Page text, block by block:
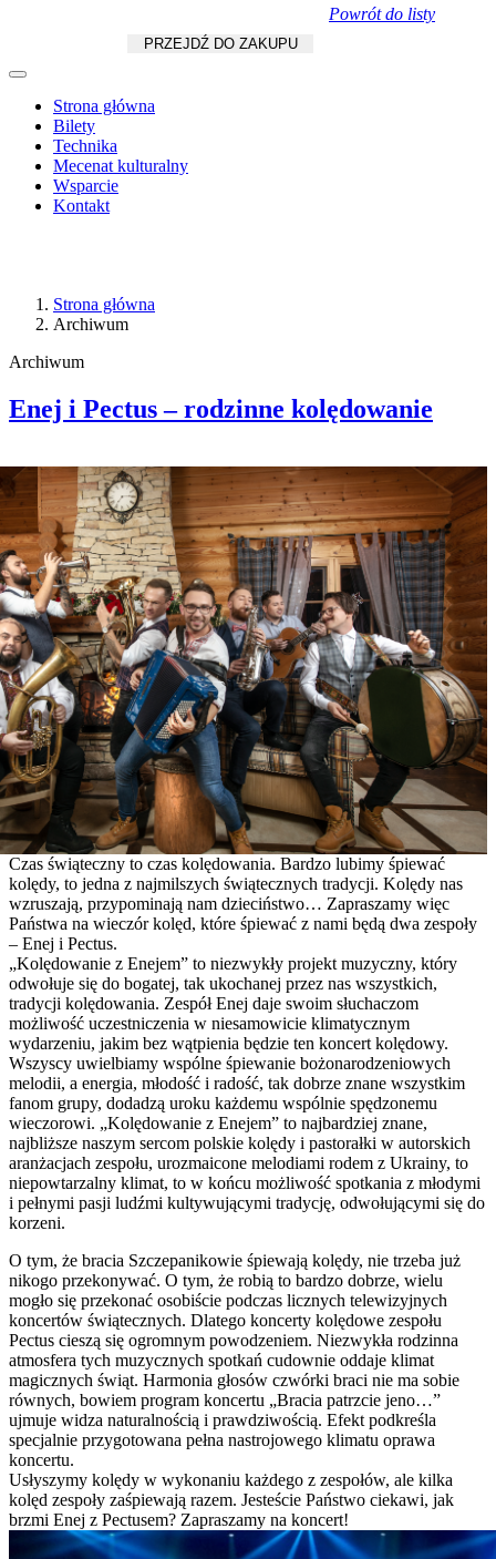
PRZEJDŹ DO ZAKUPU
Strona główna
Bilety
Technika
Mecenat kulturalny
Wsparcie
Kontakt
Strona główna
Archiwum
Archiwum
Enej i Pectus – rodzinne kolędowanie
Powrót do listy
Czas świąteczny to czas kolędowania. Bardzo lubimy śpiewać
kolędy, to jedna z najmilszych świątecznych tradycji. Kolędy nas
wzruszają, przypominają nam dzieciństwo… Zapraszamy więc
Państwa na wieczór kolęd, które śpiewać z nami będą dwa zespoły
– Enej i Pectus.
„Kolędowanie z Enejem” to niezwykły projekt muzyczny, który
odwołuje się do bogatej, tak ukochanej przez nas wszystkich,
tradycji kolędowania. Zespół Enej daje swoim słuchaczom
możliwość uczestniczenia w niesamowicie klimatycznym
wydarzeniu, jakim bez wątpienia będzie ten koncert kolędowy.
Wszyscy uwielbiamy wspólne śpiewanie bożonarodzeniowych
melodii, a energia, młodość i radość, tak dobrze znane wszystkim
fanom grupy, dodadzą uroku każdemu wspólnie spędzonemu
wieczorowi. „Kolędowanie z Enejem” to najbardziej znane,
najbliższe naszym sercom polskie kolędy i pastorałki w autorskich
aranżacjach zespołu, urozmaicone melodiami rodem z Ukrainy, to
niepowtarzalny klimat, to w końcu możliwość spotkania z młodymi
i pełnymi pasji ludźmi kultywującymi tradycję, odwołującymi się do
korzeni.
O tym, że bracia Szczepanikowie śpiewają kolędy, nie trzeba już
nikogo przekonywać. O tym, że robią to bardzo dobrze, wielu
mogło się przekonać osobiście podczas licznych telewizyjnych
koncertów świątecznych. Dlatego koncerty kolędowe zespołu
Pectus cieszą się ogromnym powodzeniem. Niezwykła rodzinna
atmosfera tych muzycznych spotkań cudownie oddaje klimat
magicznych świąt. Harmonia głosów czwórki braci nie ma sobie
równych, bowiem program koncertu „Bracia patrzcie jeno…”
ujmuje widza naturalnością i prawdziwością. Efekt podkreśla
specjalnie przygotowana pełna nastrojowego klimatu oprawa
koncertu.
Usłyszymy kolędy w wykonaniu każdego z zespołów, ale kilka
kolęd zespoły zaśpiewają razem. Jesteście Państwo ciekawi, jak
brzmi Enej z Pectusem? Zapraszamy na koncert!